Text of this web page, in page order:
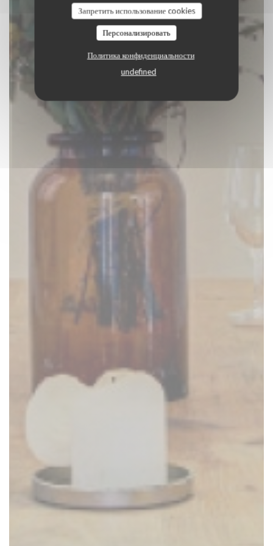
Запретить использование cookies
Персонализировать
Политика конфиденциальности
undefined
ЗАБРОНИРОВАТЬ СТОЛИК